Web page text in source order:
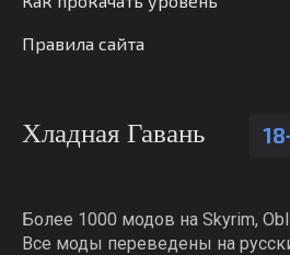
Правила сайта
Хладная Гавань
Более 1000 модов на Skyrim,
Все моды переведены на